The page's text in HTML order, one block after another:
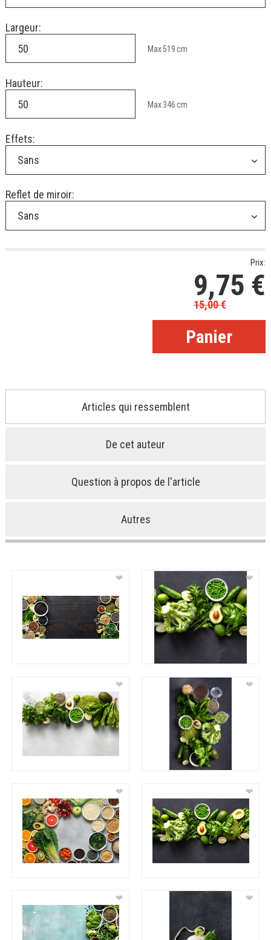
Largeur:
Max519cm
Hauteur:
Max346cm
Effets:
Sans
Reflet de miroir:
Sans
Prix:
9,75 €
15,00€
Articles qui ressemblent
De cet auteur
Question à propos de l'article
Autres
❤ ❤
❤ ❤
❤ ❤
❤ ❤